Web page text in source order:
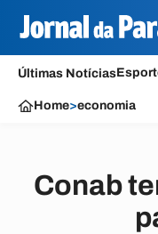
Últimas Notícias
Home>economia
Conab